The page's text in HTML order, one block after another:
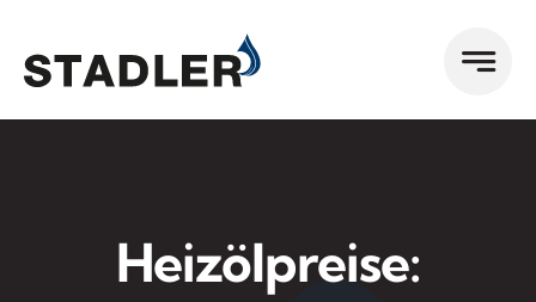
Inhalt
springen
Heizölpreise: